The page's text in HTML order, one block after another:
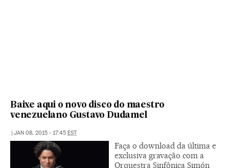
Baixe aqui o novo disco do maestro
venezuelano Gustavo Dudamel
JAN 08, 2015 - 17:45 EST
Faça o download da última e
exclusiva gravação com a
Orquestra Sinfônica Simón